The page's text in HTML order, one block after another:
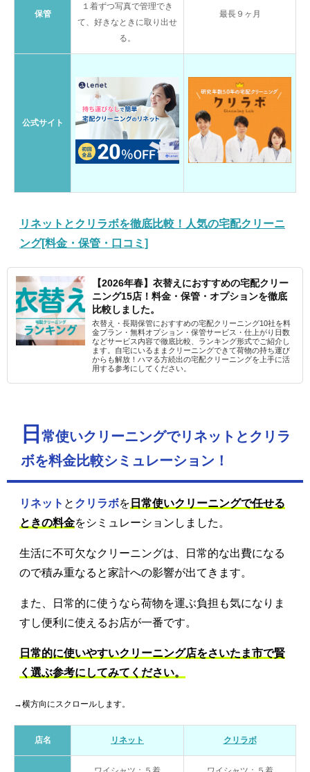
保管
１着ずつ写真で管理でき
て、好きなときに取り出せ
る。
最長９ヶ月
公式サイト
リネットとクリラボを徹底比較！人気の宅配クリーニ
ング[料金・保管・口コミ]
【2026年春】衣替えにおすすめの宅配クリー
ニング15店！料金・保管・オプションを徹底
比較しました。
衣替え・長期保管におすすめの宅配クリーニング10社を料
金プラン・無料オプション・保管サービス・仕上がり日数
などサービス内容で徹底比較、ランキング形式でご紹介し
ます。自宅にいるままクリーニングできて荷物の持ち運び
からも解放！ハマる方続出の宅配クリーニングを上手に活
用する参考にしてください。
日 常使いクリーニングでリネットとクリラ
ボを料金比較シミュレーション！
リネット と クリラボを 日常使いクリーニングで任せる
ときの料金をシミュレーションしました。
生活に不可欠なクリーニングは、日常的な出費になる
ので積み重なると家計への影響が出てきます。
また、日常的に使うなら荷物を運ぶ負担も気になりま
すし便利に使えるお店が一番です。
日常的に使いやすいクリーニング店をさいたま市で賢
く選ぶ参考にしてみてください。
→横方向にスクロールします。
店名 リネット クリラボ